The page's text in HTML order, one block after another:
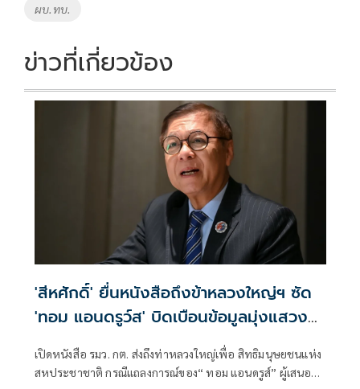
k
ผบ.ทบ.
ข่าวที่เกี่ยวข้อง
'สีหศักดิ์' ยื่นหนังสือถึงข้าหลวงใหญ่ฯ ซัด
'ทอม แอนดรูว์ส' บิดเบือนข้อมูลมุ่งแสวงหา
ผลประโยชน์ทางการเมือง
เปิดหนังสือ รมว. กต. ส่งถึงท่าหลวงใหญ่เพื่อ สิทธิมนุษยชนแห่ง
สหประชาชาติ กรณีแถลงการณ์ของ“ ทอม แอนดรูส์” ผู้เสนอ